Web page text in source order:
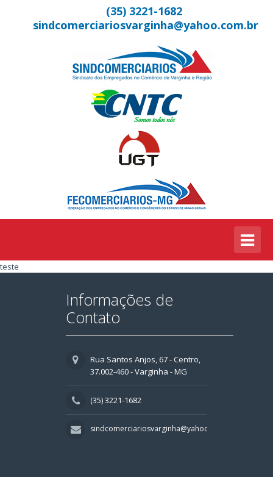
(35) 3221-1682
sindcomerciariosvarginha@yahoo.com.br
teste
Informações de
Contato
Rua Santos Anjos, 67 - Centro,
37.002-460 - Varginha - MG
(35) 3221-1682
sindcomerciariosvarginha@yahoo.com.br